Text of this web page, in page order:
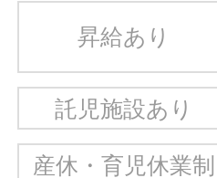
昇給あり
託児施設あり
産休・育児休業制